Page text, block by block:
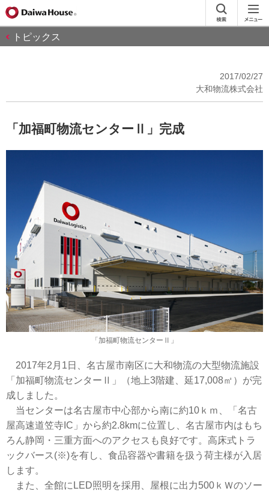
トピックス
2017/02/27
大和物流株式会社
「加福町物流センターⅡ」完成
「加福町物流センターⅡ」
2017年2月1日、名古屋市南区に大和物流の大型物流施設
「加福町物流センターⅡ」（地上3階建、延17,008㎡）が完
成しました。
当センターは名古屋市中心部から南に約10ｋｍ、「名古
屋高速道笠寺IC」から約2.8kmに位置し、名古屋市内はもち
ろん静岡・三重方面へのアクセスも良好です。高床式トラ
ックバース(※)を有し、食品容器や書籍を扱う荷主様が入居
します。
また、全館にLED照明を採用、屋根に出力500ｋＷのソー